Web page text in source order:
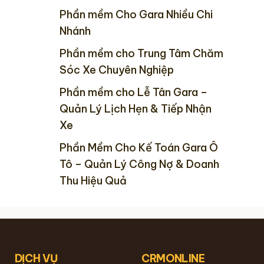
Phần mềm Cho Gara Nhiều Chi
Nhánh
Phần mềm cho Trung Tâm Chăm
Sóc Xe Chuyên Nghiệp
Phần mềm cho Lễ Tân Gara –
Quản Lý Lịch Hẹn & Tiếp Nhận
Xe
Phần Mềm Cho Kế Toán Gara Ô
Tô – Quản Lý Công Nợ & Doanh
Thu Hiệu Quả
DỊCH VỤ CRMONLINE